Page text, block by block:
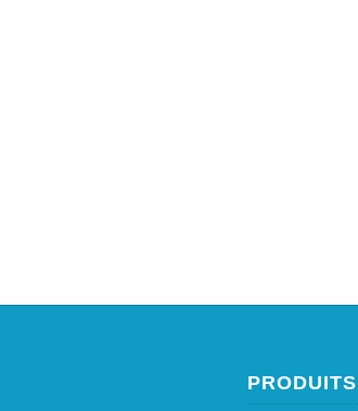
PRODUITS